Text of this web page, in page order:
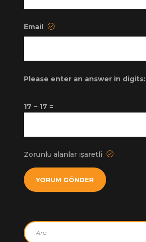
Email
Please enter an answer in digits:
17 − 17 =
Zorunlu alanlar işaretli